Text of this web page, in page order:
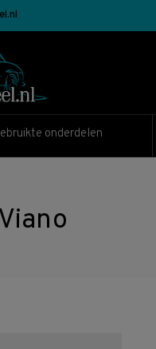
onderdelen